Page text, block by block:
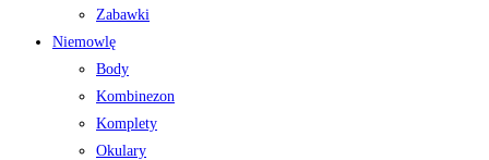
Zabawki
Niemowlę
Body
Kombinezon
Komplety
Okulary